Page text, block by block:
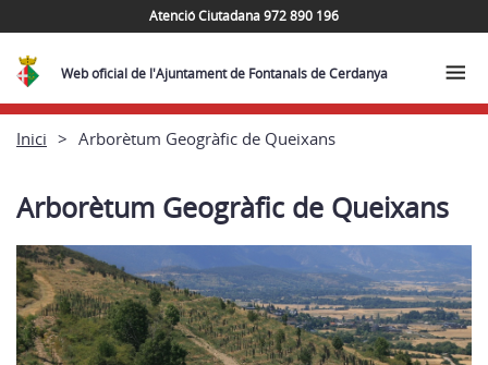
Atenció Ciutadana 972 890 196
Web oficial de l'Ajuntament de Fontanals de Cerdanya
Inici Arborètum Geogràfic de Queixans
Arborètum Geogràfic de Queixans